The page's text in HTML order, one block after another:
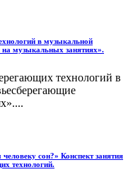
в музыкальной
на музыкальных занятиях».
технологий в
сон?» Конспект занятия
технологий.